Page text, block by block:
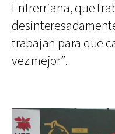
Entrerriana, que
trabajan para que
vez mejor”.